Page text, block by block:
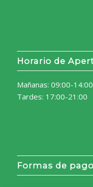
Horario de
Mañanas: 09:00-14:00
Tardes: 17:00-21:00
Formas de